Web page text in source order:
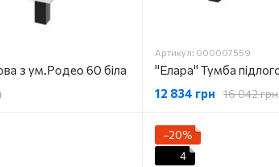
з ум.Родео 60 біла
Артикул: 000007559
16 042 грн
12 834 грн
−20%
4